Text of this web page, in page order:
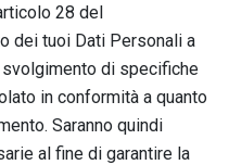
28 del
dei tuoi Dati Personali a
di specifiche
in conformità a quanto
Saranno quindi
al fine di garantire la